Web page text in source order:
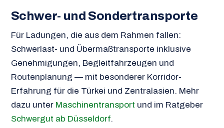
Schwer- und Sondertransporte
Für Ladungen, die aus dem Rahmen fallen:
Schwerlast- und Übermaßtransporte inklusive
Genehmigungen, Begleitfahrzeugen und
Routenplanung — mit besonderer Korridor-
Erfahrung für die Türkei und Zentralasien. Mehr
dazu unter Maschinentransport und im Ratgeber
Schwergut ab Düsseldorf.